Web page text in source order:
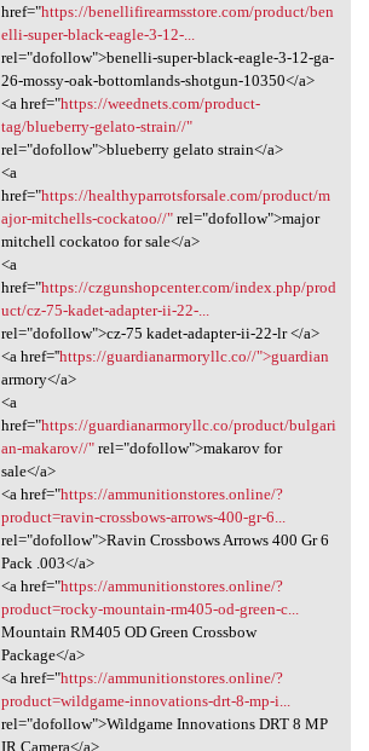
href="https://benellifirearmsstore.com/product/ben
elli-super-black-eagle-3-12-...
rel="dofollow">benelli-super-black-eagle-3-12-ga-
26-mossy-oak-bottomlands-shotgun-10350</a>
<a href="https://weednets.com/product-
tag/blueberry-gelato-strain//"
rel="dofollow">blueberry gelato strain</a>
<a
href="https://healthyparrotsforsale.com/product/m
ajor-mitchells-cockatoo//"rel="dofollow">major
mitchell cockatoo for sale</a>
<a
href="https://czgunshopcenter.com/index.php/prod
uct/cz-75-kadet-adapter-ii-22-...
rel="dofollow">cz-75 kadet-adapter-ii-22-lr </a>
<a href=''https://guardianarmoryllc.co//">guardian
armory</a>
<a
href="https://guardianarmoryllc.co/product/bulgari
an-makarov//"rel="dofollow">makarov for
sale</a>
<a href="https://ammunitionstores.online/?
product=ravin-crossbows-arrows-400-gr-6...
rel="dofollow">Ravin Crossbows Arrows 400 Gr 6
Pack .003</a>
<a href="https://ammunitionstores.online/?
product=rocky-mountain-rm405-od-green-c...
Mountain RM405 OD Green Crossbow
Package</a>
<a href="https://ammunitionstores.online/?
product=wildgame-innovations-drt-8-mp-i...
rel="dofollow">Wildgame Innovations DRT 8 MP
IR Camera</a>